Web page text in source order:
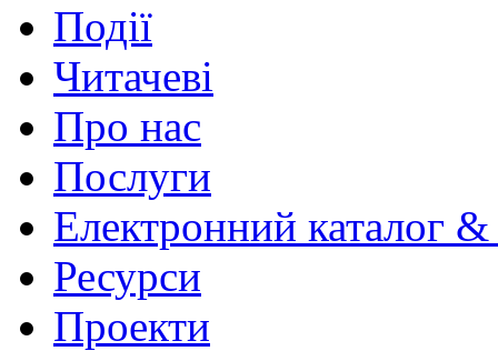
Події
Читачеві
Про нас
Послуги
Електронний каталог
Ресурси
Проекти